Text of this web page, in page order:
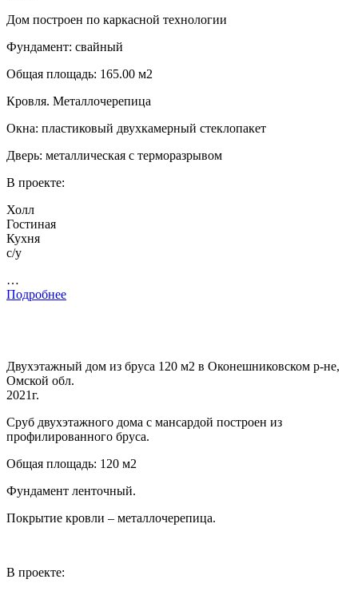
Дом построен по каркасной технологии
Фундамент: свайный
Общая площадь: 165.00 м2
Кровля. Металлочерепица
Окна: пластиковый двухкамерный стеклопакет
Дверь: металлическая с терморазрывом
В проекте:
Холл
Гостиная
Кухня
с/у
…
Подробнее
Двухэтажный дом из бруса 120 м2 в Оконешниковском р-не,
Омской обл.
2021г.
Сруб двухэтажного дома с мансардой построен из
профилированного бруса.
Общая площадь: 120 м2
Фундамент ленточный.
Покрытие кровли – металлочерепица.
В проекте: